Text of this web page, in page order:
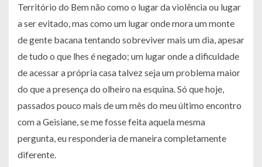
Território do Bem não como o lugar da violência ou lugar
a ser evitado, mas como um lugar onde mora um monte
de gente bacana tentando sobreviver mais um dia, apesar
de tudo o que lhes é negado; um lugar onde a dificuldade
de acessar a própria casa talvez seja um problema maior
do que a presença do olheiro na esquina. Só que hoje,
passados pouco mais de um mês do meu último encontro
com a Geisiane, se me fosse feita aquela mesma
pergunta, eu responderia de maneira completamente
diferente.